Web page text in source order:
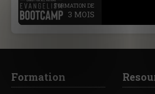
FORMATION DE
3 MOIS
Formation